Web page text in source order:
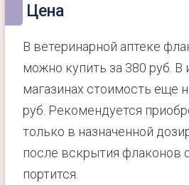
Цена
В ветеринарной аптеке
можно купить за 380 руб. В
магазинах стоимость еще
руб. Рекомендуется
только в назначенной
после вскрытия флаконов
портится.